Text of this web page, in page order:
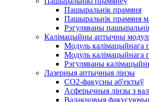
Пашыральнік прамяня
Пашыральнік прамяня
Рэгуляваны
Калімацыйны аптычны
Модуль калімацыйнага
Модуль калімацыйнага
Рэгуляваны
Лазерныя аптычныя лінзы
CO2-факусны аб'ектыў
Асферычныя лінзы з
Валакновыя